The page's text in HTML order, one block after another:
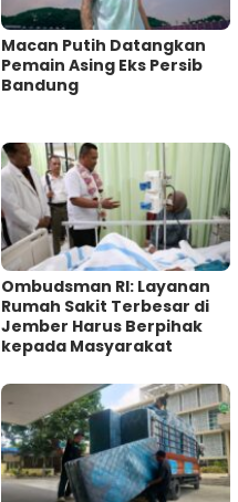
Macan Putih Datangkan
Pemain Asing Eks Persib
Bandung
Ombudsman RI: Layanan
Rumah Sakit Terbesar di
Jember Harus Berpihak
kepada Masyarakat